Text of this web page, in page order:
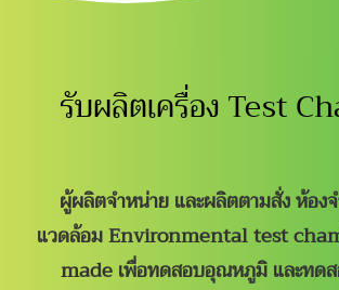
รับผลิตเครื่อง Test
ผู้ผลิตจำหน่าย และผลิตตามสั่ง ห้อง
แวดล้อม Environmental test
made เพื่อทดสอบอุณหภูมิ และทด